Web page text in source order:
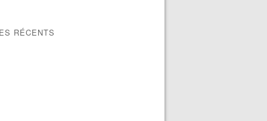
RÉCENTS